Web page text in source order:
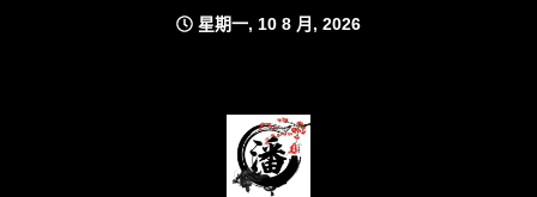
星期一, 10 8 月, 2026